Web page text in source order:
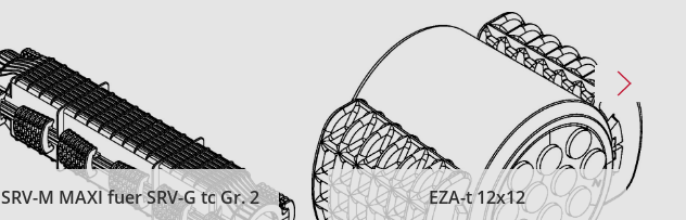
SRV-M MAXI fuer SRV-G tc Gr. 2 EZA-t 12x12